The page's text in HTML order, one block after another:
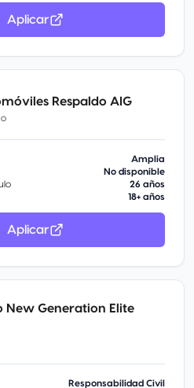
Aplicar
Respaldo AIG
Amplia
No disponible
26 años
18+ años
Aplicar
New Generation Elite
Responsabilidad Civil